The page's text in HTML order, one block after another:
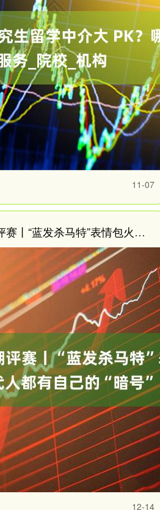
11-07
宏海配资APP下载 潮评赛丨“蓝发杀马特”表情包火了，每一代人都有自己的“暗号”
12-14